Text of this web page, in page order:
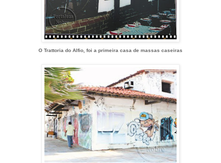
O Trattoria do Alfio, foi a primeira casa de massas caseiras